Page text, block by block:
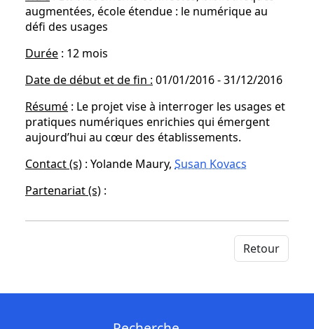
augmentées, école étendue : le numérique au
défi des usages
Durée : 12 mois
Date de début et de fin : 01/01/2016 - 31/12/2016
Résumé : Le projet vise à interroger les usages et
pratiques numériques enrichies qui émergent
aujourd’hui au cœur des établissements.
Contact (s) : Yolande Maury, Susan Kovacs
Partenariat (s) :
Retour